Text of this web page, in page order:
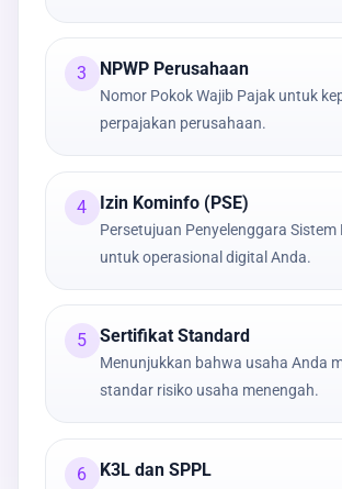
3 NPWP Perusahaan
Nomor Pokok Wajib Pajak untuk
perpajakan perusahaan.
4 Izin Kominfo (PSE)
Persetujuan Penyelenggara Sistem
untuk operasional digital Anda.
5 Sertifikat Standard
Menunjukkan bahwa usaha Anda
standar risiko usaha menengah.
6 K3L dan SPPL